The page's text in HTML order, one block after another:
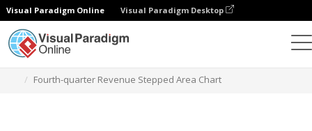
Visual Paradigm Online Visual Paradigm Desktop
Fourth-quarter Revenue Stepped Area Chart